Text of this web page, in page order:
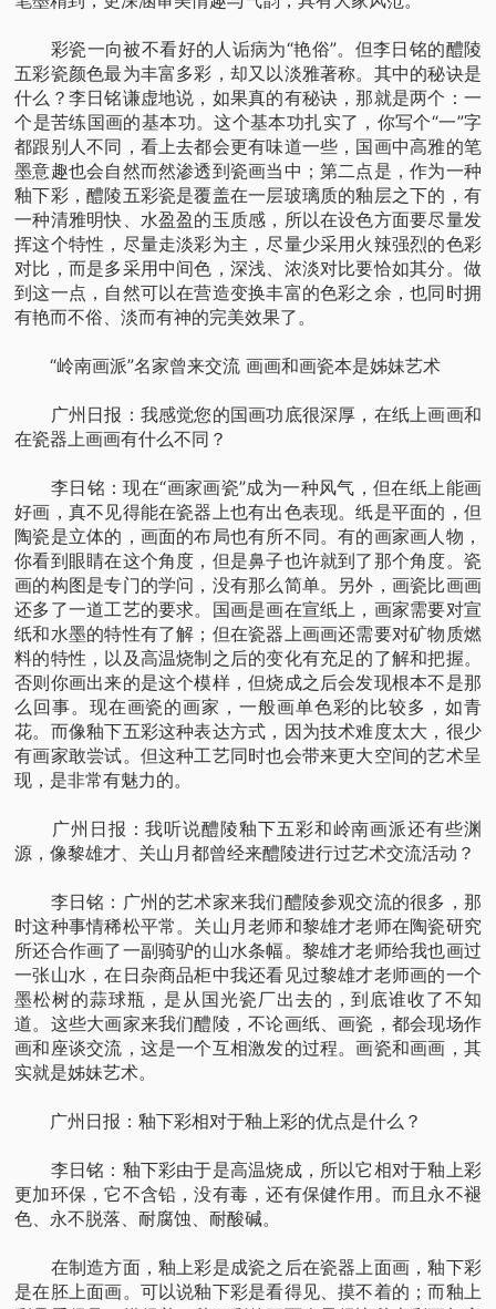
彩瓷一向被不看好的人诟病为“艳俗”。但李日铭的醴陵
五彩瓷颜色最为丰富多彩，却又以淡雅著称。其中的秘诀是
什么？李日铭谦虚地说，如果真的有秘诀，那就是两个：一
个是苦练国画的基本功。这个基本功扎实了，你写个“一”字
都跟别人不同，看上去都会更有味道一些，国画中高雅的笔
墨意趣也会自然而然渗透到瓷画当中；第二点是，作为一种
釉下彩，醴陵五彩瓷是覆盖在一层玻璃质的釉层之下的，有
一种清雅明快、水盈盈的玉质感，所以在设色方面要尽量发
挥这个特性，尽量走淡彩为主，尽量少采用火辣强烈的色彩
对比，而是多采用中间色，深浅、浓淡对比要恰如其分。做
到这一点，自然可以在营造变换丰富的色彩之余，也同时拥
有艳而不俗、淡而有神的完美效果了。
“岭南画派”名家曾来交流 画画和画瓷本是姊妹艺术
广州日报：我感觉您的国画功底很深厚，在纸上画画和
在瓷器上画画有什么不同？
李日铭：现在“画家画瓷”成为一种风气，但在纸上能画
好画，真不见得能在瓷器上也有出色表现。纸是平面的，但
陶瓷是立体的，画面的布局也有所不同。有的画家画人物，
你看到眼睛在这个角度，但是鼻子也许就到了那个角度。瓷
画的构图是专门的学问，没有那么简单。另外，画瓷比画画
还多了一道工艺的要求。国画是画在宣纸上，画家需要对宣
纸和水墨的特性有了解；但在瓷器上画画还需要对矿物质燃
料的特性，以及高温烧制之后的变化有充足的了解和把握。
否则你画出来的是这个模样，但烧成之后会发现根本不是那
么回事。现在画瓷的画家，一般画单色彩的比较多，如青
花。而像釉下五彩这种表达方式，因为技术难度太大，很少
有画家敢尝试。但这种工艺同时也会带来更大空间的艺术呈
现，是非常有魅力的。
广州日报：我听说醴陵釉下五彩和岭南画派还有些渊
源，像黎雄才、关山月都曾经来醴陵进行过艺术交流活动？
李日铭：广州的艺术家来我们醴陵参观交流的很多，那
时这种事情稀松平常。关山月老师和黎雄才老师在陶瓷研究
所还合作画了一副骑驴的山水条幅。黎雄才老师给我也画过
一张山水，在日杂商品柜中我还看见过黎雄才老师画的一个
墨松树的蒜球瓶，是从国光瓷厂出去的，到底谁收了不知
道。这些大画家来我们醴陵，不论画纸、画瓷，都会现场作
画和座谈交流，这是一个互相激发的过程。画瓷和画画，其
实就是姊妹艺术。
广州日报：釉下彩相对于釉上彩的优点是什么？
李日铭：釉下彩由于是高温烧成，所以它相对于釉上彩
更加环保，它不含铅，没有毒，还有保健作用。而且永不褪
色、永不脱落、耐腐蚀、耐酸碱。
在制造方面，釉上彩是成瓷之后在瓷器上面画，釉下彩
是在胚上面画。可以说釉下彩是看得见、摸不着的；而釉上